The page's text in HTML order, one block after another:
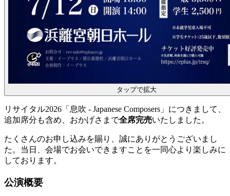
タップで拡大
リサイタル2026「息吹 - Japanese Composers」につきまして、
追加席分も含め、おかげさまで全席完売いたしました。
たくさんのお申し込みを賜り、誠にありがとうございまし
た。当日、会場でお会いできますことを一同心より楽しみに
しております。
公演概要